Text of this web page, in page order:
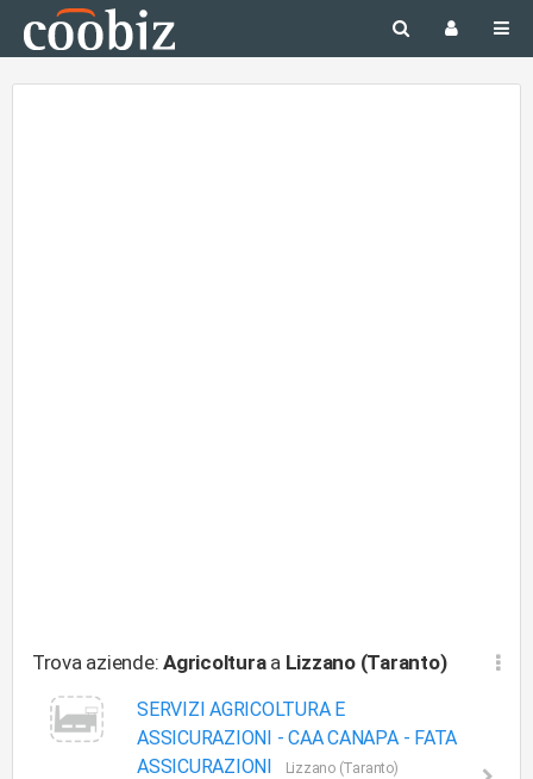
Trova aziende:Agricolturaa Lizzano (Taranto)
SERVIZI AGRICOLTURA E
ASSICURAZIONI -CAA CANAPA - FATA
ASSICURAZIONI
Lizzano (Taranto)